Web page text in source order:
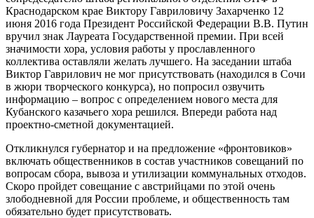
Краснодарском крае Виктору Гавриловичу Захарченко 12
июня 2016 года Президент Российской Федерации В.В. Путин
вручил знак Лауреата Государственной премии. При всей
значимости хора, условия работы у прославленного
коллектива оставляли желать лучшего. На заседании штаба
Виктор Гаврилович не мог присутствовать (находился в Сочи
в жюри творческого конкурса), но попросил озвучить
информацию – вопрос с определением нового места для
Кубанского казачьего хора решился. Впереди работа над
проектно-сметной документацией.
Откликнулся губернатор и на предложение «фронтовиков»
включать общественников в состав участников совещаний по
вопросам сбора, вывоза и утилизации коммунальных отходов.
Скоро пройдет совещание с австрийцами по этой очень
злободневной для России проблеме, и общественность там
обязательно будет присутствовать.